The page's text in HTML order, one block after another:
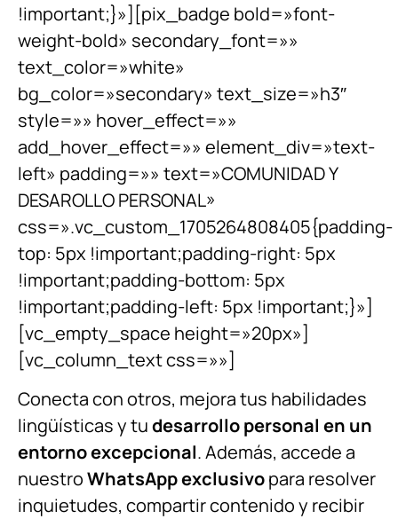
!important;}»][pix_badge bold=»font-
weight-bold» secondary_font=»»
text_color=»white»
bg_color=»secondary» text_size=»h3″
style=»» hover_effect=»»
add_hover_effect=»» element_div=»text-
left» padding=»» text=»COMUNIDAD Y
DESAROLLO PERSONAL»
css=».vc_custom_1705264808405{padding-
top: 5px !important;padding-right: 5px
!important;padding-bottom: 5px
!important;padding-left: 5px !important;}»]
[vc_empty_space height=»20px»]
[vc_column_text css=»»]
Conecta con otros, mejora tus habilidades
lingüísticas y tudesarrollo personal en un
entorno excepcional. Además, accede a
nuestroWhatsApp exclusivopara resolver
inquietudes, compartir contenido y recibir